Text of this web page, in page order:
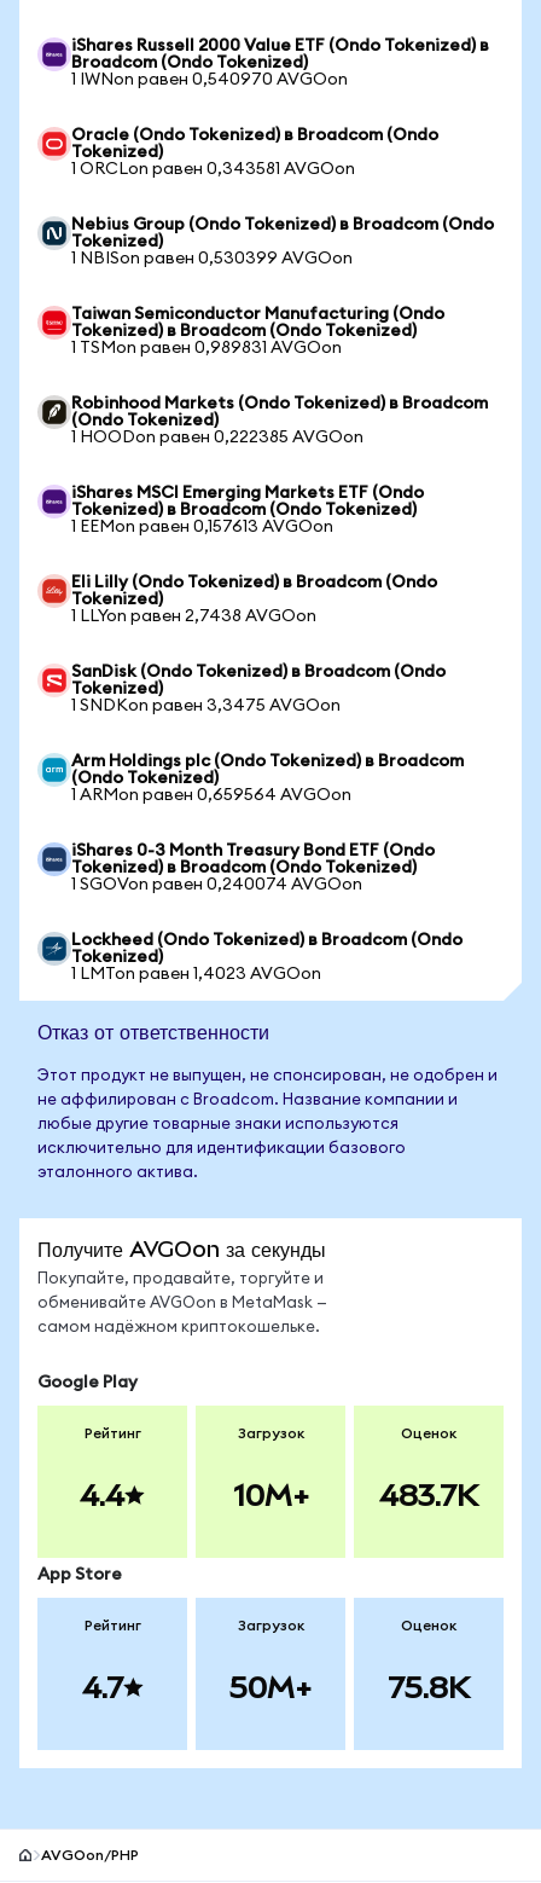
iShares Russell 2000 Value ETF (Ondo Tokenized) в
Broadcom (Ondo Tokenized)
1 IWNon равен 0,540970 AVGOon
Oracle (Ondo Tokenized) в Broadcom (Ondo
Tokenized)
1 ORCLon равен 0,343581 AVGOon
Nebius Group (Ondo Tokenized) в Broadcom (Ondo
Tokenized)
1 NBISon равен 0,530399 AVGOon
Taiwan Semiconductor Manufacturing (Ondo
Tokenized) в Broadcom (Ondo Tokenized)
1 TSMon равен 0,989831 AVGOon
Robinhood Markets (Ondo Tokenized) в Broadcom
(Ondo Tokenized)
1 HOODon равен 0,222385 AVGOon
iShares MSCI Emerging Markets ETF (Ondo
Tokenized) в Broadcom (Ondo Tokenized)
1 EEMon равен 0,157613 AVGOon
Eli Lilly (Ondo Tokenized) в Broadcom (Ondo
Tokenized)
1 LLYon равен 2,7438 AVGOon
SanDisk (Ondo Tokenized) в Broadcom (Ondo
Tokenized)
1 SNDKon равен 3,3475 AVGOon
Arm Holdings plc (Ondo Tokenized) в Broadcom
(Ondo Tokenized)
1 ARMon равен 0,659564 AVGOon
iShares 0-3 Month Treasury Bond ETF (Ondo
Tokenized) в Broadcom (Ondo Tokenized)
1 SGOVon равен 0,240074 AVGOon
Lockheed (Ondo Tokenized) в Broadcom (Ondo
Tokenized)
1 LMTon равен 1,4023 AVGOon
Отказ от ответственности
Этот продукт не выпущен, не спонсирован, не одобрен и
не аффилирован с Broadcom. Название компании и
любые другие товарные знаки используются
исключительно для идентификации базового
эталонного актива.
Получите AVGOon за секунды
Покупайте, продавайте, торгуйте и
обменивайте AVGOon в MetaMask —
самом надёжном криптокошельке.
Google Play
Рейтинг
4.4
Загрузок
10M+
Оценок
483.7K
App Store
Рейтинг
4.7
Загрузок
50M+
Оценок
75.8K
AVGOon/PHP